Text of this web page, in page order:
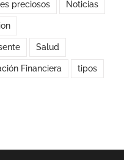
preciosos Noticias
Salud
Financiera tipos